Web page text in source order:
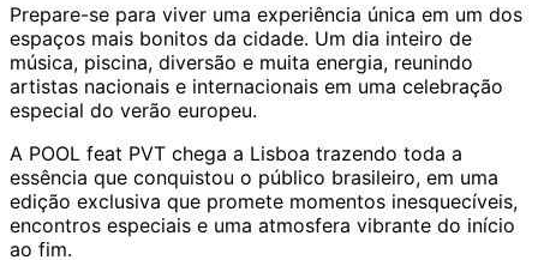
Prepare-se para viver uma experiência única em um dos
espaços mais bonitos da cidade. Um dia inteiro de
música, piscina, diversão e muita energia, reunindo
artistas nacionais e internacionais em uma celebração
especial do verão europeu.
A POOL feat PVT chega a Lisboa trazendo toda a
essência que conquistou o público brasileiro, em uma
edição exclusiva que promete momentos inesquecíveis,
encontros especiais e uma atmosfera vibrante do início
ao fim.